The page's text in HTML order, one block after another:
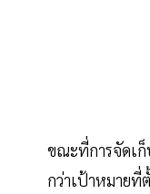
ขณะที่การจัดเก็
กว่าเป้าหมายที่